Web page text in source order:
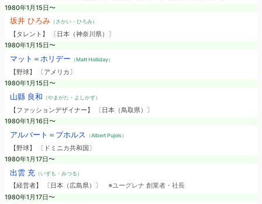
1980年1月15日〜
坂井 ひろみ（さかい・ひろみ）
【タレント】 〔日本（神奈川県）〕
1980年1月15日〜
マット＝ホリデー （Matt Holliday）
【野球】 〔アメリカ〕
1980年1月15日〜
山縣 良和 （やまがた・よしかず）
【ファッションデザイナー】 〔日本（鳥取県）〕
1980年1月16日〜
アルバート＝プホルス （Albert Pujols）
【野球】 〔ドミニカ共和国〕
1980年1月17日〜
出雲 充（いずも・みつる）
【経営者】 〔日本（広島県）〕 ※ユーグレナ 創業者・社長
1980年1月17日〜